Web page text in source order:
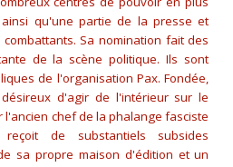
qu'une partie de la presse et
Sa nomination fait des
de la scène politique. Ils sont
de l'organisation Pax. Fondée,
d'agir de l'intérieur sur le
l'ancien chef de la phalange fasciste
reçoit de substantiels subsides
sa propre maison d'édition et un